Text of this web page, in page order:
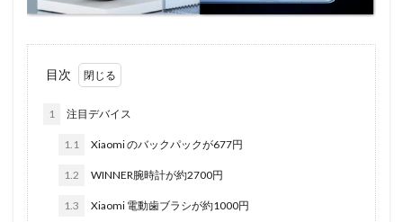
目次
1 注目デバイス
1.1 Xiaomi のバックパックが677円
1.2 WINNER腕時計が約2700円
1.3 Xiaomi 電動歯ブラシが約1000円